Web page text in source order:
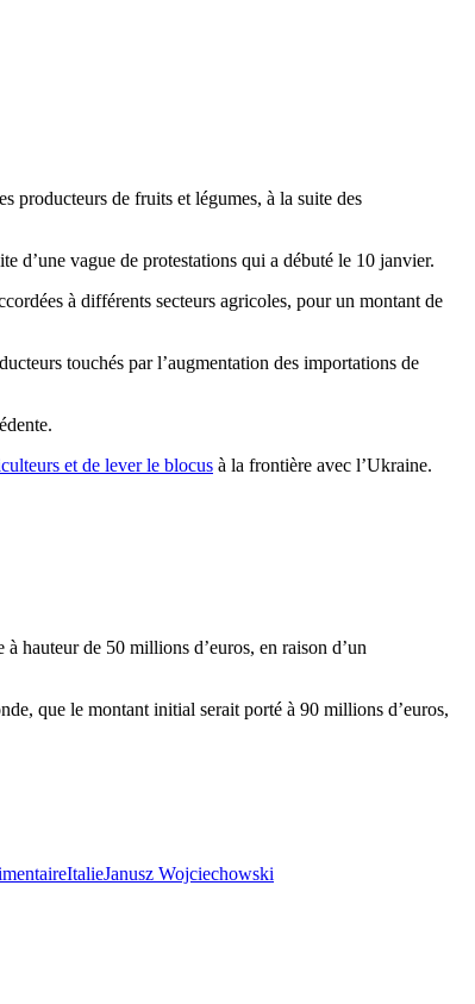
producteurs de fruits et légumes, à la suite des
d’une vague de protestations qui a débuté le 10 janvier.
à différents secteurs agricoles, pour un montant de
touchés par l’augmentation des importations de
et de lever le blocus à la frontière avec l’Ukraine.
hauteur de 50 millions d’euros, en raison d’un
que le montant initial serait porté à 90 millions d’euros,
ItalieJanusz Wojciechowski